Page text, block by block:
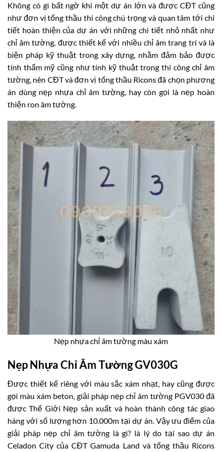
Không có gì bất ngờ khi một dự án lớn và được CĐT cũng
như đơn vị tổng thầu thi công chú trọng và quan tâm tới chi
tiết hoàn thiện của dự án với những chi tiết nhỏ nhất như
chỉ âm tường, được thiết kế với nhiều chỉ âm trang trí và là
biện pháp kỹ thuật trong xây dựng, nhằm đảm bảo được
tính thẩm mỹ cũng như tính kỹ thuật trong thi công chỉ âm
tường, nên CĐT và đơn vị tổng thầu Ricons đã chọn phương
án dùng nẹp nhựa chỉ âm tường, hay còn gọi là nẹp hoàn
thiện ron âm tường.
Nẹp nhựa chỉ âm tường màu xám
Nẹp Nhựa Chỉ Âm Tường GV030G
Được thiết kế riêng với màu sắc xám nhạt, hay cũng được
gọi màu xám beton, giải pháp nẹp chỉ âm tường PGV030 đã
được Thế Giới Nẹp sản xuất và hoàn thành công tác giao
hàng với số lượng hơn 10.000m tại dự án. Vậy ưu điểm của
giải pháp nẹp chỉ âm tường là gì? là lý do tại sao dự án
Celadon City của CĐT Gamuda Land và tổng thầu Ricons